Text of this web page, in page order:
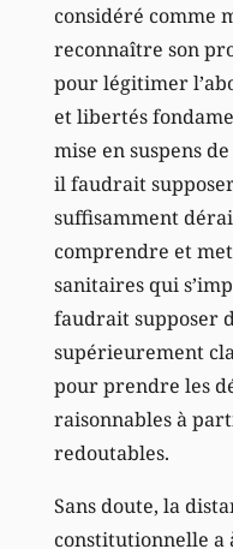
considéré comme
reconnaître son
pour légitimer
et libertés
mise en suspens
il faudrait
suffisamment
comprendre et
sanitaires qui
faudrait supposer
supérieurement
pour prendre les
raisonnables à
redoutables.
Sans doute, la
constitutionnelle a